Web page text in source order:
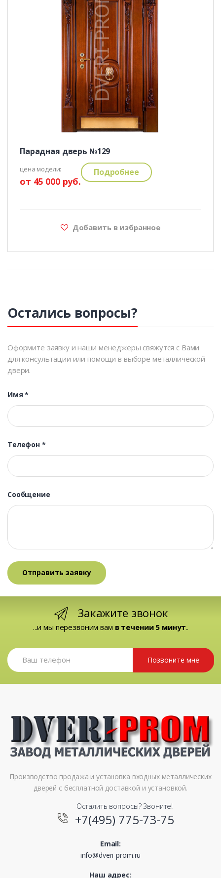
Парадная дверь №129
цена модели:
от 45 000 руб.
Подробнее
Добавить в избранное
Остались вопросы?
Оформите заявку и наши менеджеры свяжутся с Вами
для консультации или помощи в выборе металлической
двери.
Имя*
Телефон *
Сообщение
Закажите звонок
...и мы перезвоним вам в течении 5 минут.
Позвоните мне
Производство продажа и установка входных металлических
дверей с бесплатной доставкой и установкой.
Осталить вопросы? Звоните!
+7(495) 775-73-75
Email:
info@dveri-prom.ru
Наш адрес: